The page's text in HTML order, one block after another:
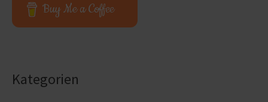
Buy Me a Coffee
Kategorien